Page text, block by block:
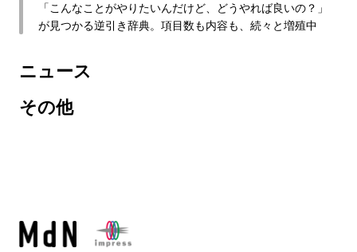
「こんなことがやりたいんだけど、どうやれば良いの？」
が見つかる逆引き辞典。項目数も内容も、続々と増殖中
ニュース
その他